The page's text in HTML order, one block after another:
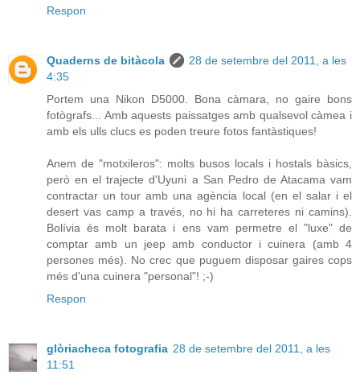
Respon
Quaderns de bitàcola
28 de setembre del 2011, a les
4:35
Portem una Nikon D5000. Bona càmara, no gaire bons
fotògrafs... Amb aquests paissatges amb qualsevol càmea i
amb els ulls clucs es poden treure fotos fantàstiques!
Anem de "motxileros": molts busos locals i hostals bàsics,
però en el trajecte d'Uyuni a San Pedro de Atacama vam
contractar un tour amb una agència local (en el salar i el
desert vas camp a través, no hi ha carreteres ni camins).
Bolívia és molt barata i ens vam permetre el "luxe" de
comptar amb un jeep amb conductor i cuinera (amb 4
persones més). No crec que puguem disposar gaires cops
més d'una cuinera "personal"! ;-)
Respon
glòriacheca fotografia 28 de setembre del 2011, a les
11:51